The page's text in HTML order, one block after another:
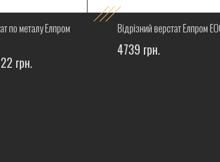
по металу Елпром
грн.
Відрізний верстат Елпром
4739 грн.